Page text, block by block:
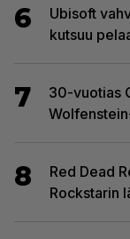
6
Ubisoft
kutsuu
7
30-vuotias
8
Red Dead
Rockstarin